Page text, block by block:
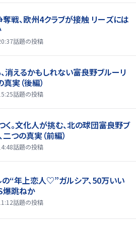
戦、欧州4クラブが接触 リーズには
話題の投稿
消えるかもしれない――富良野ブルーリ
実（後編）
話題の投稿
く。文化人が挑む、北の球団――富良野ブ
二つの真実（前編）
話題の投稿
“年上恋人♡”ガルシア、50万いい
爆跳ねか
話題の投稿